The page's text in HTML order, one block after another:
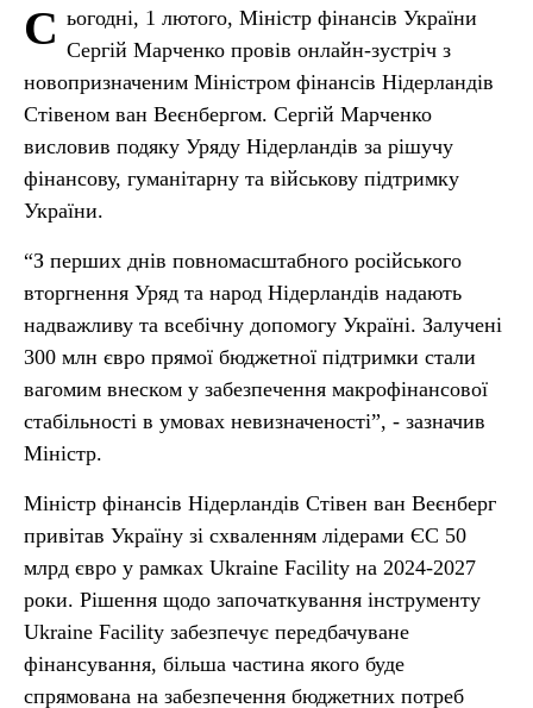
С ьогодні, 1 лютого, Міністр фінансів України
Сергій Марченко провів онлайн-зустріч з
новопризначеним Міністром фінансів Нідерландів
Стівеном ван Веєнбергом. Сергій Марченко
висловив подяку Уряду Нідерландів за рішучу
фінансову, гуманітарну та військову підтримку
України.
“З перших днів повномасштабного російського
вторгнення Уряд та народ Нідерландів надають
надважливу та всебічну допомогу Україні. Залучені
300 млн євро прямої бюджетної підтримки стали
вагомим внеском у забезпечення макрофінансової
стабільності в умовах невизначеності”, - зазначив
Міністр.
Міністр фінансів Нідерландів Стівен ван Веєнберг
привітав Україну зі схваленням лідерами ЄС 50
млрд євро у рамках Ukraine Facility на 2024-2027
роки. Рішення щодо започаткування інструменту
Ukraine Facility забезпечує передбачуване
фінансування, більша частина якого буде
спрямована на забезпечення бюджетних потреб